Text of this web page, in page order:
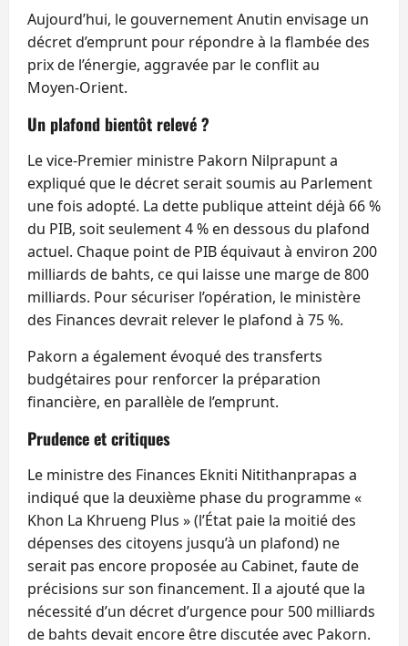
Aujourd’hui, le gouvernement Anutin envisage un
décret d’emprunt pour répondre à la flambée des
prix de l’énergie, aggravée par le conflit au
Moyen‑Orient.
Un plafond bientôt relevé ?
Le vice‑Premier ministre Pakorn Nilprapunt a
expliqué que le décret serait soumis au Parlement
une fois adopté. La dette publique atteint déjà 66 %
du PIB, soit seulement 4 % en dessous du plafond
actuel. Chaque point de PIB équivaut à environ 200
milliards de bahts, ce qui laisse une marge de 800
milliards. Pour sécuriser l’opération, le ministère
des Finances devrait relever le plafond à 75 %.
Pakorn a également évoqué des transferts
budgétaires pour renforcer la préparation
financière, en parallèle de l’emprunt.
Prudence et critiques
Le ministre des Finances Ekniti Nitithanprapas a
indiqué que la deuxième phase du programme «
Khon La Khrueng Plus » (l’État paie la moitié des
dépenses des citoyens jusqu’à un plafond) ne
serait pas encore proposée au Cabinet, faute de
précisions sur son financement. Il a ajouté que la
nécessité d’un décret d’urgence pour 500 milliards
de bahts devait encore être discutée avec Pakorn.